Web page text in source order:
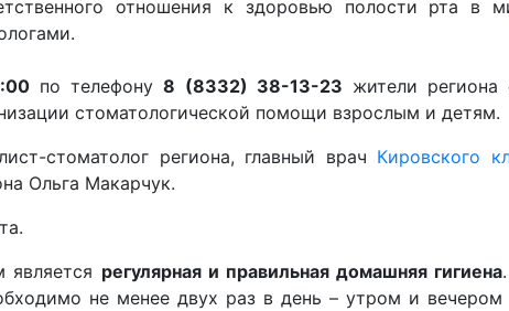
отношения к здоровью полости рта в
по телефону8 (8332) 38-13-23 жители
стоматологической помощи взрослым и детям.
стоматолог региона, главный врач Кировского
Ольга Макарчук.
является регулярная и правильная домашняя гигиена
не менее двух раз в день – утром и